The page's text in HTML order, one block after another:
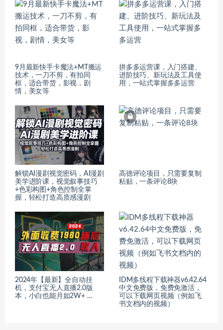
9月最新快手卡魔法+MT搬运
技术，一刀不剪，有拍同
框，适合带货，影视，剧
情，美女等
拼多多运营课，入门搭建、
进阶技巧、新玩法及工具使
用，一站式掌握多多运营
解锁AI漫剧视觉密码，AI漫剧
美学进阶课，视觉叙事技巧
+色彩构图+角色控制全掌
握，轻松打造高质感漫剧
高德评论项目，只需要复制
粘贴，一条评论8块
2024年【最新】全自动挂
机，支付宝无人直播2.0版
本，小白也能月如2W+ …
IDM多线程下载神器v6.42.64
中文免费版，免费免激活，
可以下载网页视频（例如飞
书文档内的视频）